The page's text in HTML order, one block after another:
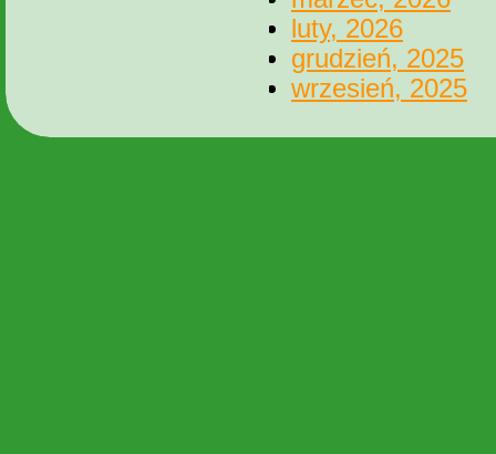
luty, 2026
grudzień, 2025
wrzesień, 2025